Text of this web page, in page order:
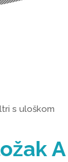
s uloškom
A